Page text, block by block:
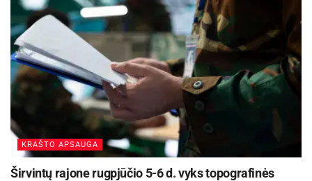
KRAŠTO APSAUGA
Širvintų rajone rugpjūčio 5-6 d. vyks topografinės